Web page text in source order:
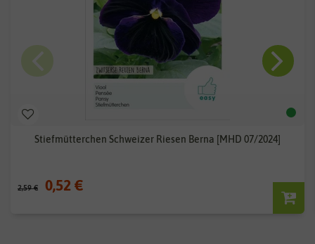
Stiefmütterchen Schweizer Riesen Berna [MHD 07/2024]
2,59 € 0,52 €